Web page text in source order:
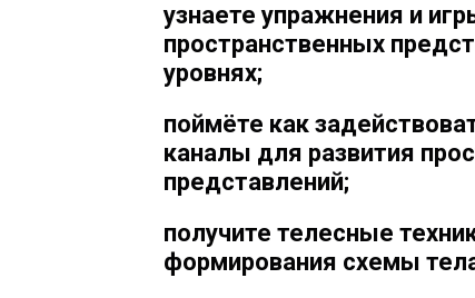
узнаете упражнения и
пространственных
уровнях;
поймёте как
каналы для развития
представлений;
получите телесные
формирования схемы